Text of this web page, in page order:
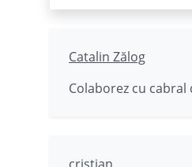
Catalin Zălog
Colaborez cu